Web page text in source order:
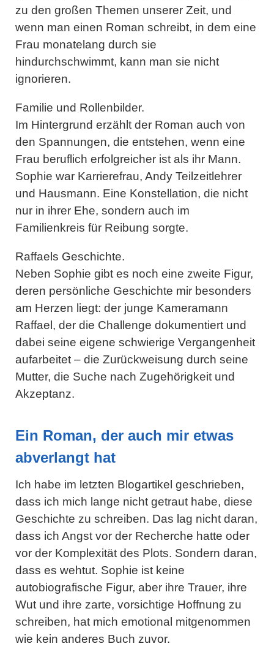
zu den großen Themen unserer Zeit, und
wenn man einen Roman schreibt, in dem eine
Frau monatelang durch sie
hindurchschwimmt, kann man sie nicht
ignorieren.
Familie und Rollenbilder.
Im Hintergrund erzählt der Roman auch von
den Spannungen, die entstehen, wenn eine
Frau beruflich erfolgreicher ist als ihr Mann.
Sophie war Karrierefrau, Andy Teilzeitlehrer
und Hausmann. Eine Konstellation, die nicht
nur in ihrer Ehe, sondern auch im
Familienkreis für Reibung sorgte.
Raffaels Geschichte.
Neben Sophie gibt es noch eine zweite Figur,
deren persönliche Geschichte mir besonders
am Herzen liegt: der junge Kameramann
Raffael, der die Challenge dokumentiert und
dabei seine eigene schwierige Vergangenheit
aufarbeitet – die Zurückweisung durch seine
Mutter, die Suche nach Zugehörigkeit und
Akzeptanz.
Ein Roman, der auch mir etwas
abverlangt hat
Ich habe im letzten Blogartikel geschrieben,
dass ich mich lange nicht getraut habe, diese
Geschichte zu schreiben. Das lag nicht daran,
dass ich Angst vor der Recherche hatte oder
vor der Komplexität des Plots. Sondern daran,
dass es wehtut. Sophie ist keine
autobiografische Figur, aber ihre Trauer, ihre
Wut und ihre zarte, vorsichtige Hoffnung zu
schreiben, hat mich emotional mitgenommen
wie kein anderes Buch zuvor.